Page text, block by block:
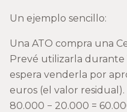
Un ejemplo sencillo:
Una ATO compra una
Prevé utilizarla durante
espera venderla por
euros (el valor
80.000 − 20.000 =